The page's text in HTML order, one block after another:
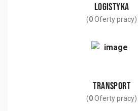
LOGISTYKA
(0Oferty pracy)
TRANSPORT
(0Oferty pracy)